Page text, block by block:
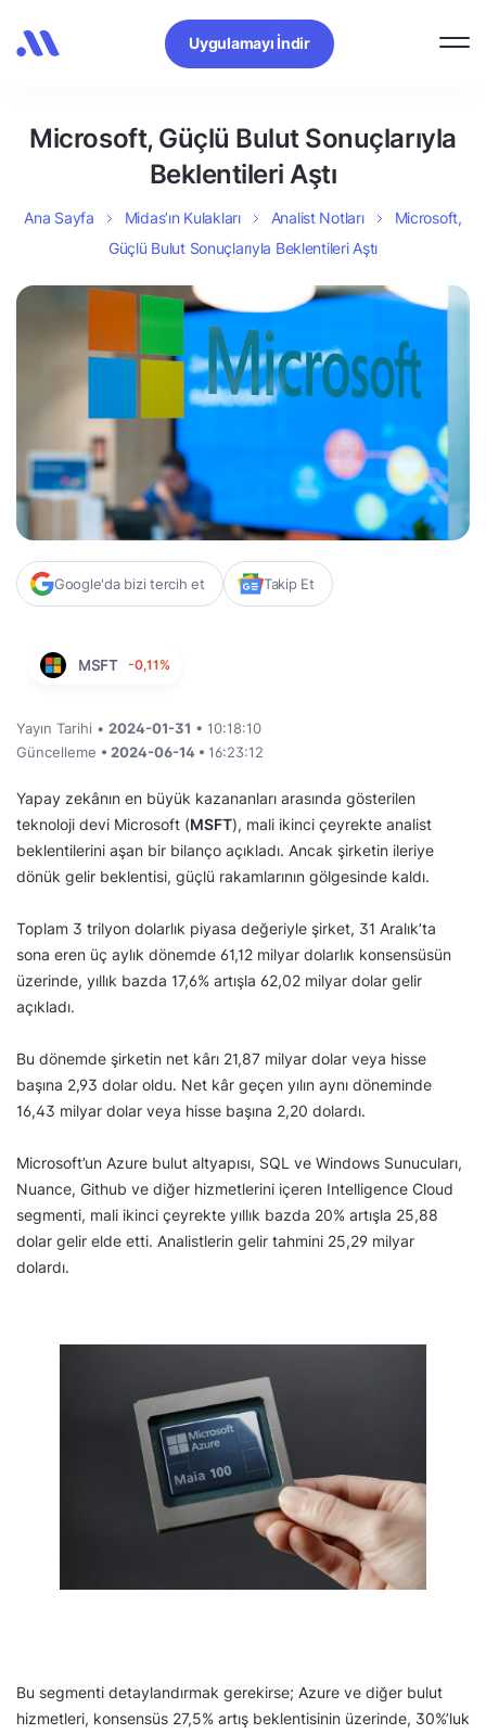
Uygulamayı İndir
Microsoft, Güçlü Bulut Sonuçlarıyla
Beklentileri Aştı
Ana Sayfa Midas’ın Kulakları Analist Notları
Microsoft,
Güçlü Bulut Sonuçlarıyla Beklentileri Aştı
Google'da bizi tercih et Takip Et
MSFT -0,11%
Yayın Tarihi • 2024-01-31 • 10:18:10
Güncelleme • 2024-06-14 • 16:23:12
Yapay zekânın en büyük kazananları arasında gösterilen
teknoloji devi Microsoft (MSFT), mali ikinci çeyrekte analist
beklentilerini aşan bir bilanço açıkladı. Ancak şirketin ileriye
dönük gelir beklentisi, güçlü rakamlarının gölgesinde kaldı.
Toplam 3 trilyon dolarlık piyasa değeriyle şirket, 31 Aralık’ta
sona eren üç aylık dönemde 61,12 milyar dolarlık konsensüsün
üzerinde, yıllık bazda 17,6% artışla 62,02 milyar dolar gelir
açıkladı.
Bu dönemde şirketin net kârı 21,87 milyar dolar veya hisse
başına 2,93 dolar oldu. Net kâr geçen yılın aynı döneminde
16,43 milyar dolar veya hisse başına 2,20 dolardı.
Microsoft’un Azure bulut altyapısı, SQL ve Windows Sunucuları,
Nuance, Github ve diğer hizmetlerini içeren Intelligence Cloud
segmenti, mali ikinci çeyrekte yıllık bazda 20% artışla 25,88
dolar gelir elde etti. Analistlerin gelir tahmini 25,29 milyar
dolardı.
Bu segmenti detaylandırmak gerekirse; Azure ve diğer bulut
hizmetleri, konsensüs 27,5% artış beklentisinin üzerinde, 30%’luk